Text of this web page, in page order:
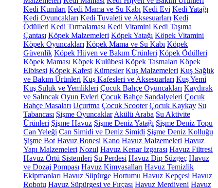
Kedi Kumları Kedi Mama ve Su Kabı Kedi Evi Kedi Yatağı
Kedi Oyuncakları Kedi Tuvaleti ve Aksesuarları Kedi
Ödülleri Kedi Tırmalaması Kedi Vitamini Kedi Taşıma
Çantası Köpek Malzemeleri Köpek Yatağı Köpek Vitamini
Köpek Oyuncakları Köpek Mama ve Su Kabı Köpek
Güvenlik Köpek Hijyen ve Bakım Ürünleri Köpek Ödülleri
Köpek Maması Köpek Kulübesi Köpek Tasmaları Köpek
Elbisesi Köpek Kafesi Kümesler Kuş Malzemeleri Kuş Sağlık
ve Bakım Ürünleri Kuş Kafesleri ve Aksesuarları Kuş Yemi
Kuş Suluk ve Yemlikleri Çocuk Bahçe Oyuncakları Kaydırak
ve Salıncak Oyun Evleri Çocuk Bahçe Sandalyeleri Çocuk
Bahçe Masaları Uçurtma Çocuk Scooter Çocuk Kaykay Su
Tabancası Şişme Oyuncaklar Akülü Araba Su Aktivite
Ürünleri Şişme Havuz Şişme Deniz Yatağı Şişme Deniz Topu
Can Yeleği Can Simidi ve Deniz Simidi Şişme Deniz Kolluğu
Şişme Bot Havuz Bonesi Kano Havuz Malzemeleri Havuz
Yapı Malzemeleri Nozul Havuz Kenar Izgarası Havuz Filtresi
Havuz Örtü Sistemleri Su Perdesi Havuz Dip Süzgeç Havuz
ve Dozaj Pompası Havuz Kimyasalları Havuz Temizlik
Ekipmanları Havuz Süpürge Hortumu Havuz Kepçesi Havuz
Robotu Havuz Süpürgesi ve Fırçası Havuz Merdiveni Havuz